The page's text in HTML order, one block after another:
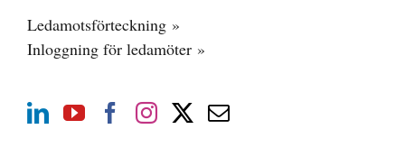
Ledamotsförteckning »
Inloggning för ledamöter »